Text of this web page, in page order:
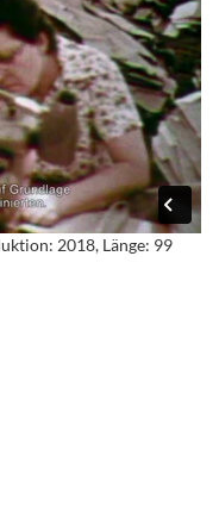
2018, Länge: 99